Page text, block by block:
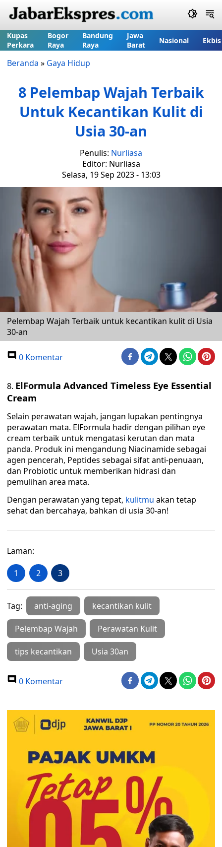
Kupas
Perkara
Bogor
Raya
Bandung
Raya
Jawa
Barat
Nasional Ekbis
Beranda » Gaya Hidup
8 Pelembap Wajah Terbaik
Untuk Kecantikan Kulit di
Usia 30-an
Penulis: Nurliasa
Editor: Nurliasa
Selasa, 19 Sep 2023 - 13:03
Pelembap Wajah Terbaik untuk kecantikan kulit di Usia
30-an
0 Komentar
ElFormula Advanced Timeless Eye Essential
Cream
Selain perawatan wajah, jangan lupakan pentingnya
perawatan mata. ElFormula hadir dengan pilihan eye
cream terbaik untuk mengatasi kerutan dan mata
panda. Produk ini mengandung Niacinamide sebagai
agen pencerah, Peptides sebagai sifat anti-penuaan,
dan Probiotic untuk memberikan hidrasi dan
pemulihan area mata.
Dengan perawatan yang tepat, kulitmu akan tetap
sehat dan bercahaya, bahkan di usia 30-an!
Laman:
1 2 3
Tag: anti-aging kecantikan kulit
Pelembap Wajah Perawatan Kulit
tips kecantikan Usia 30an
0 Komentar